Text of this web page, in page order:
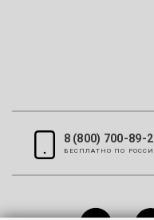
8 (800) 700-89-
БЕСПЛАТНО ПО